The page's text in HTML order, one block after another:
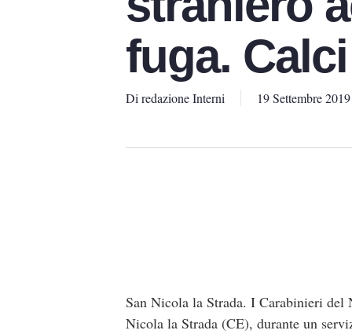
fuga.
Di redazione Interni 19 Settembre 2019
San Nicola la Strada. I Carabinieri
Nicola la Strada (CE), durante un